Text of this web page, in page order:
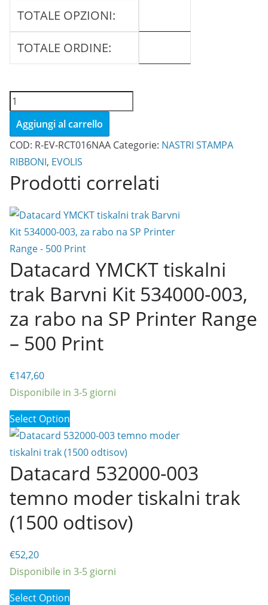
TOTALE OPZIONI:
TOTALE ORDINE:
Evolis
RCT016NAA
zlat
monokromatski
tiskalni
trak
odtisov)
quantità
Aggiungi al carrello
COD: R-EV-RCT016NAA Categorie: NASTRI STAMPA
RIBBONI, EVOLIS
Prodotti correlati
Datacard YMCKT tiskalni
trak Barvni Kit 534000-003,
za rabo na SP Printer Range
– 500 Print
€147,60
Disponibile in 3-5 giorni
Select Option
Datacard 532000-003
temno moder tiskalni trak
(1500 odtisov)
€52,20
Disponibile in 3-5 giorni
Select Option